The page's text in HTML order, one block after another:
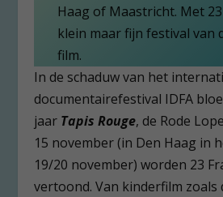
Haag of Maastricht. Met
klein maar fijn festival van
film.
In de schaduw van het
documentairefestival IDFA
jaar Tapis Rouge, de Rode
15 november (in Den Haag in
19/20 november) worden 23
vertoond. Van kinderfilm zoals